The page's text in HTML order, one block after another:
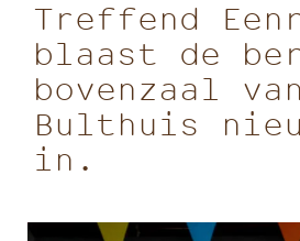
Treffend
blaast de
bovenzaal
Bulthuis
in.